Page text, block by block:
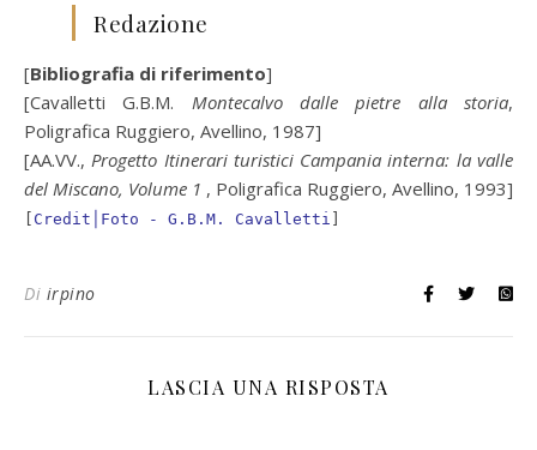
Redazione
[Bibliografia di riferimento]
[Cavalletti G.B.M. Montecalvo dalle pietre alla storia,
Poligrafica Ruggiero, Avellino, 1987]
[AA.VV.,Progetto Itinerari turistici Campania interna: la valle
del Miscano, Volume 1 , Poligrafica Ruggiero, Avellino, 1993]
Credit│Foto - G.B.M. Cavalletti
Di irpino
LASCIA UNA RISPOSTA